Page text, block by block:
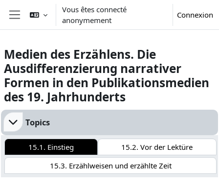
Passer au contenu principal
Panneau latéral
Vous êtes connecté
anonymement
Connexion
Medien des Erzählens. Die
Ausdifferenzierung narrativer
Formen in den Publikationsmedien
des 19. Jahrhunderts
Résumé de section
Topics
15.1. Einstieg
15.2. Vor der Lektüre
15.3. Erzählweisen und erzählte Zeit